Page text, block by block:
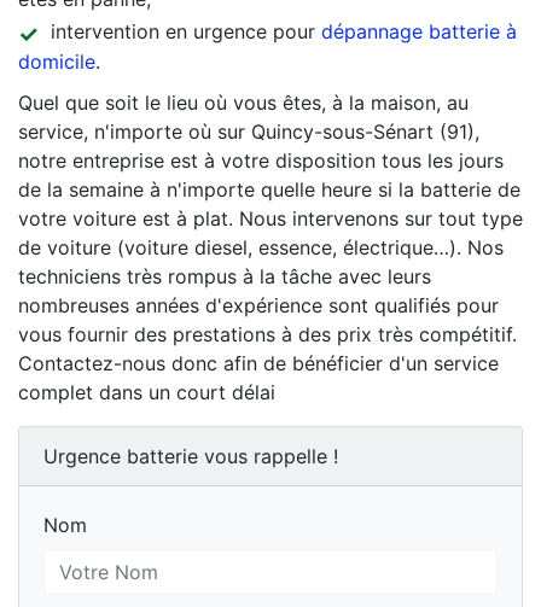
intervention en urgence pour dépannage batterie à
domicile.
Quel que soit le lieu où vous êtes, à la maison, au
service, n'importe où sur Quincy-sous-Sénart (91),
notre entreprise est à votre disposition tous les jours
de la semaine à n'importe quelle heure si la batterie de
votre voiture est à plat. Nous intervenons sur tout type
de voiture (voiture diesel, essence, électrique…). Nos
techniciens très rompus à la tâche avec leurs
nombreuses années d'expérience sont qualifiés pour
vous fournir des prestations à des prix très compétitif.
Contactez-nous donc afin de bénéficier d'un service
complet dans un court délai
Urgence batterie vous rappelle !
Nom
Nom